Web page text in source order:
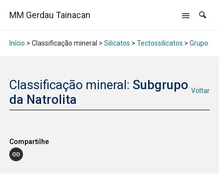
MM Gerdau Tainacan
Início > Classificação mineral > Silicatos > Tectossilicatos > Grupo
Classificação mineral: Subgrupo
da Natrolita
Voltar
Compartilhe